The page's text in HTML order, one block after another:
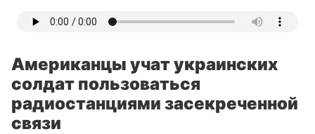
Американцы учат украинских
солдат пользоваться
радиостанциями засекреченной
связи